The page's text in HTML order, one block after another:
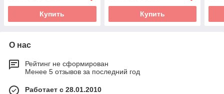
Купить Купить
О нас
Рейтинг не сформирован
Менее 5 отзывов за последний год
Работает с 28.01.2010